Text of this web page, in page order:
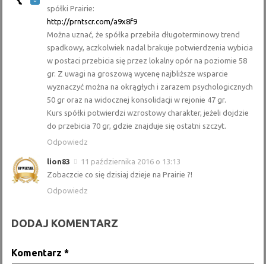
spółki Prairie:
http://prntscr.com/a9x8f9
Można uznać, że spółka przebiła długoterminowy trend
spadkowy, aczkolwiek nadal brakuje potwierdzenia wybicia
w postaci przebicia się przez lokalny opór na poziomie 58
gr. Z uwagi na groszową wycenę najbliższe wsparcie
wyznaczyć można na okrągłych i zarazem psychologicznych
50 gr oraz na widocznej konsolidacji w rejonie 47 gr.
Kurs spółki potwierdzi wzrostowy charakter, jeżeli dojdzie
do przebicia 70 gr, gdzie znajduje się ostatni szczyt.
Odpowiedz
lion83
11 października 2016 o 13:13
Zobaczcie co się dzisiaj dzieje na Prairie ?!
Odpowiedz
DODAJ KOMENTARZ
Komentarz*